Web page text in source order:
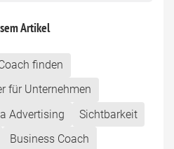
Artikel
finden
für Unternehmen
Advertising
Sichtbarkeit
Business Coach